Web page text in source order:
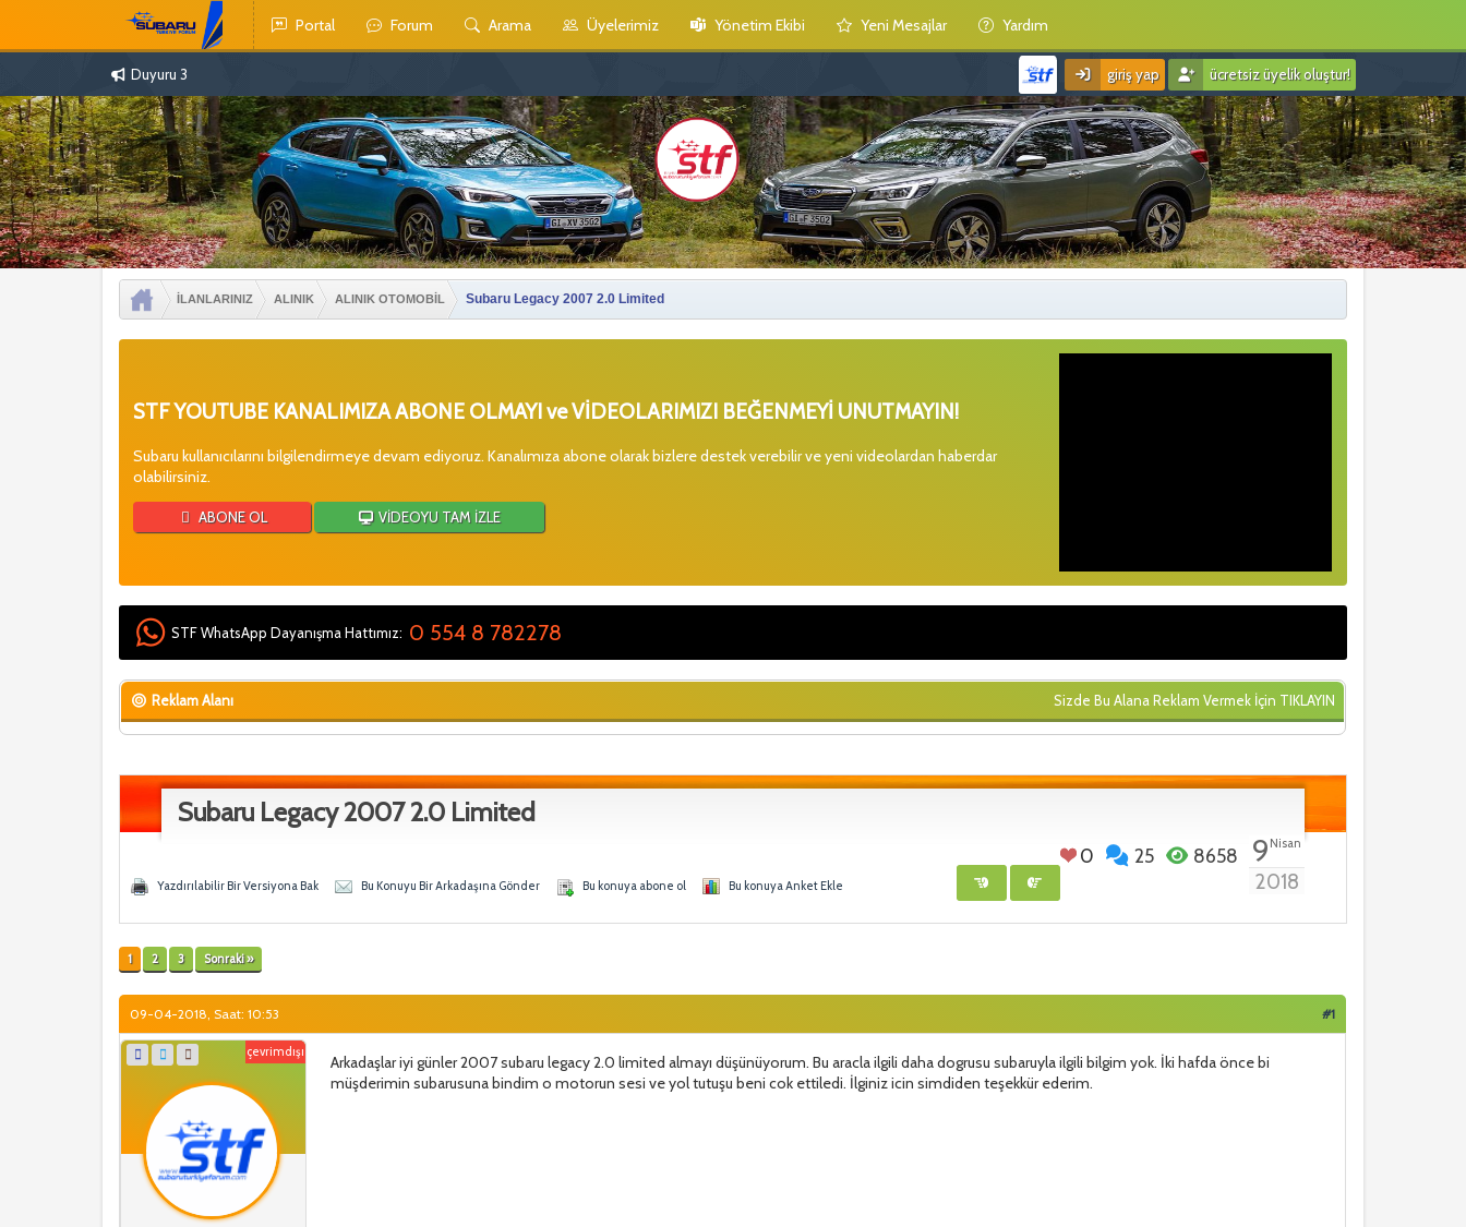
Portal Forum Arama Üyelerimiz Yönetim Ekibi Yeni Mesajlar Yardım
Duyuru 3 giriş yap ücretsiz üyelik oluştur!
İLANLARINIZ ALINIK ALINIK OTOMOBİL Subaru Legacy 2007 2.0 Limited
STF YOUTUBE KANALIMIZA ABONE OLMAYI ve VİDEOLARIMIZI BEĞENMEYİ UNUTMAYIN!
Subaru kullanıcılarını bilgilendirmeye devam ediyoruz. Kanalımıza abone olarak bizlere destek verebilir ve yeni videolardan haberdar
olabilirsiniz.
ABONE OL VİDEOYU TAM İZLE
STF WhatsApp Dayanışma Hattımız: 0 554 8 782278
Reklam Alanı Sizde Bu Alana Reklam Vermek İçin TIKLAYIN
Subaru Legacy 2007 2.0 Limited
0 25 8658 9 Nisan
2018
Yazdırılabilir Bir Versiyona Bak Bu Konuyu Bir Arkadaşına Gönder Bu konuya abone ol Bu konuya Anket Ekle
1 2 3 Sonraki »
#1
09-04-2018, Saat: 10:53
çevrimdışı
Arkadaşlar iyi günler 2007 subaru legacy 2.0 limited almayı düşünüyorum. Bu aracla ilgili daha dogrusu subaruyla ilgili bilgim yok. İki hafda önce bi
müşderimin subarusuna bindim o motorun sesi ve yol tutuşu beni cok ettiledi. İlginiz icin simdiden teşekkür ederim.